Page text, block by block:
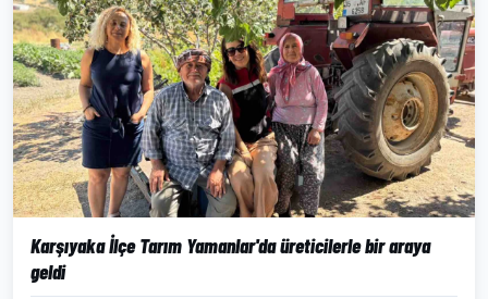
Karşıyaka İlçe Tarım Yamanlar'da üreticilerle bir araya
geldi